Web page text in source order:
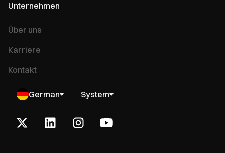
Unternehmen
Über uns
Karriere
Kontakt
German System